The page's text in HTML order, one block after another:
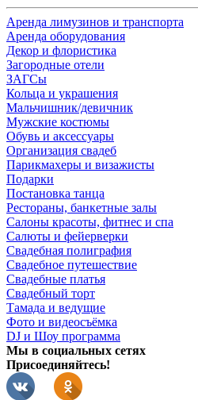
Аренда лимузинов и транспорта
Аренда оборудования
Декор и флористика
Загородные отели
ЗАГСы
Кольца и украшения
Мальчишник/девичник
Мужские костюмы
Обувь и аксессуары
Организация свадеб
Парикмахеры и визажисты
Подарки
Постановка танца
Рестораны, банкетные залы
Салоны красоты, фитнес и спа
Салюты и фейерверки
Свадебная полиграфия
Свадебное путешествие
Свадебные платья
Свадебный торт
Тамада и ведущие
Фото и видеосъёмка
DJ и Шоу программа
Мы в социальных сетях
Присоединяйтесь!